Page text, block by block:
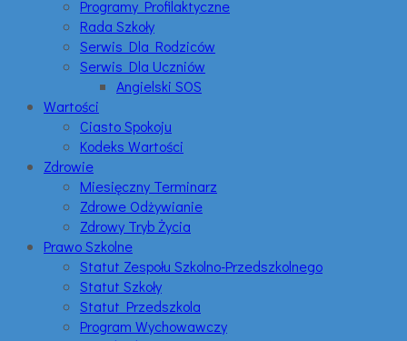
Programy Profilaktyczne
Rada Szkoły
Serwis Dla Rodziców
Serwis Dla Uczniów
Angielski SOS
Wartości
Ciasto Spokoju
Kodeks Wartości
Zdrowie
Miesięczny Terminarz
Zdrowe Odżywianie
Zdrowy Tryb Życia
Prawo Szkolne
Statut Zespołu Szkolno-Przedszkolnego
Statut Szkoły
Statut Przedszkola
Program Wychowawczy